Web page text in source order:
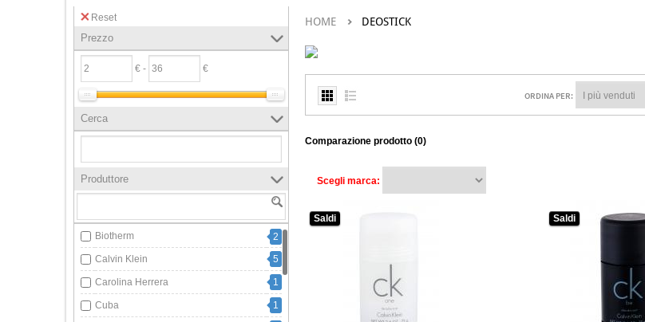
Reset
Prezzo
€ - €
Cerca
Produttore
Biotherm
2
Calvin Klein
5
Carolina Herrera 1
Cuba 1
HOME DEOSTICK
ORDINA PER:
Comparazione prodotto (0)
Scegli marca:
Saldi Saldi